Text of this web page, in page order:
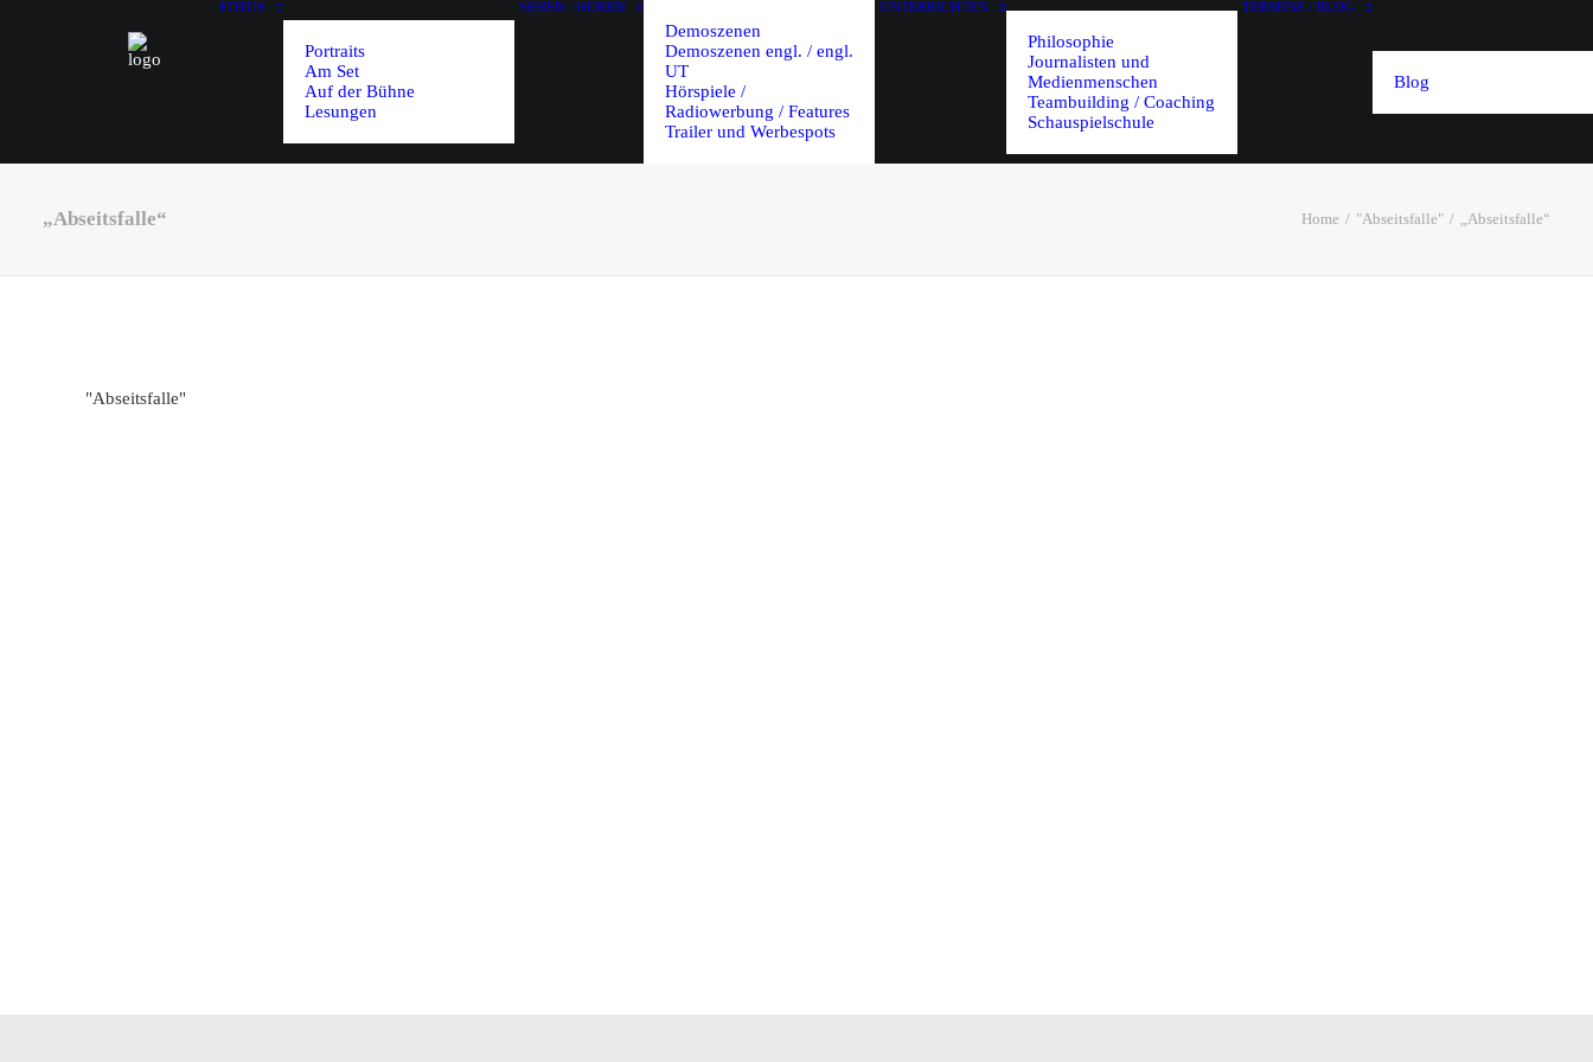
FOTOS
Portraits
Am Set
Auf der Bühne
Lesungen
SEHEN / HÖREN
Demoszenen
Demoszenen engl. / engl.
UT
Hörspiele /
Radiowerbung / Features
Trailer und Werbespots
UNTERRICHTEN
Philosophie
Journalisten und
Medienmenschen
Teambuilding / Coaching
Schauspielschule
TERMINE / BLOG
Blog
„Abseitsfalle“ Home "Abseitsfalle" „Abseitsfalle“
"Abseitsfalle"